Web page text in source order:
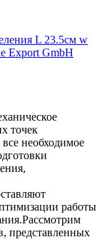
L 23.5см w
Export GmbH
точек
необходимое
работы
Рассмотрим
представленных